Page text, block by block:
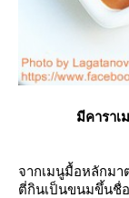
มีคารา
จากเมนูมื้อหลักมา
ตี่กินเป็นขนมขึ้นชื่อ